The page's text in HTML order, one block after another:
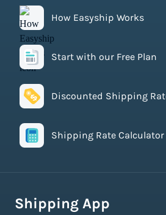
How Easyship Works
Start with our Free Plan
Discounted Shipping
Shipping Rate Calculator
Shipping App